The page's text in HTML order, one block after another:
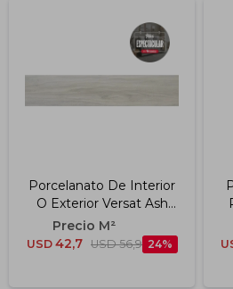
Porcelanato De Interior
O Exterior Versat Ash
Rectificado "a" 30x150
Cm
USD 42,7 USD 56,9 24